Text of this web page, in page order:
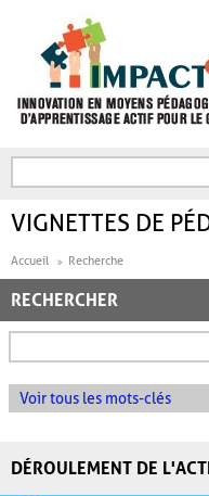
FORMULAIRE DE
VIGNETTES DE
Accueil Recherche
RECHERCHER
Voir tous les mots-clés
DÉROULEMENT DE